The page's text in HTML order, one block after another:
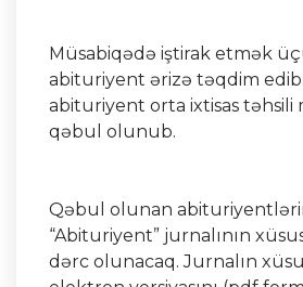
Müsabiqədə iştirak etmək
abituriyent ərizə təqdim
abituriyent orta ixtisas təhsili
qəbul olunub.
Qəbul olunan abituriyentlərin
“Abituriyent” jurnalının
dərc olunacaq. Jurnalın